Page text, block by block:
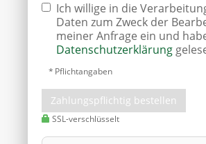
Ich willige in die
Daten zum Zweck der
meiner Anfrage ein und
Datenschutzerklärung
* Pflichtangaben
Zahlungspflichtig bestellen
SSL-verschlüsselt